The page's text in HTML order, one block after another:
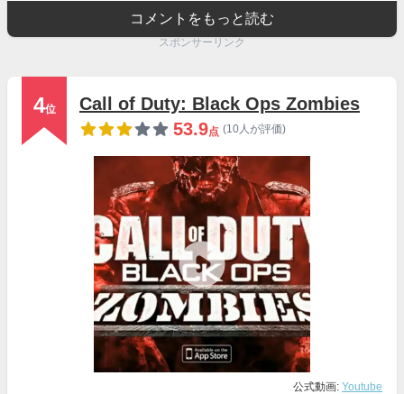
コメントをもっと読む
スポンサーリンク
4位
Call of Duty: Black Ops Zombies
53.9点 (10人が評価)
公式動画: Youtube